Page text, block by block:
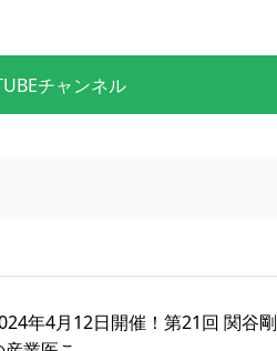
チャンネル
年4月12日開催！第21回 関谷剛